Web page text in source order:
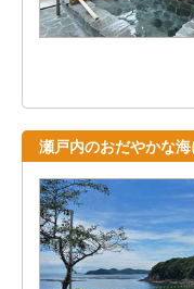
瀬戸内のおだやかな海